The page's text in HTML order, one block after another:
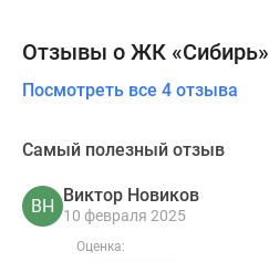
Отзывы о ЖК «Сибирь»
Посмотреть все 4 отзыва
Самый полезный отзыв
ВН
Виктор Новиков
10 февраля 2025
Оценка: